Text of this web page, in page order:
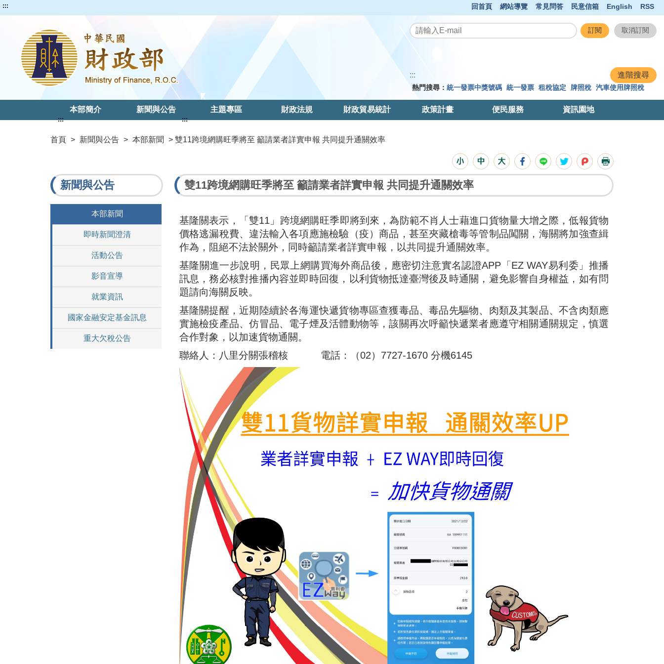
::: 回首頁 網站導覽 常見問答 民意信箱 English RSS
:::
熱門搜尋： 統一發票中獎號碼 統一發票 租稅協定 牌照稅 汽車使用牌照稅
本部簡介 新聞與公告 主題專區 財政法規 財政貿易統計 政策計畫 便民服務 資訊園地
首頁 > 新聞與公告 > 本部新聞 > 雙11跨境網購旺季將至 籲請業者詳實申報 共同提升通關效率
:::
新聞與公告
本部新聞
即時新聞澄清
活動公告
影音宣導
就業資訊
國家金融安定基金訊息
重大欠稅公告
:::
雙11跨境網購旺季將至 籲請業者詳實申報 共同提升通關效率
基隆關表示，「雙11」跨境網購旺季即將到來，為防範不肖人士藉進口貨物量大增之際，低報貨物
價格逃漏稅費、違法輸入各項應施檢驗（疫）商品，甚至夾藏槍毒等管制品闖關，海關將加強查緝
作為，阻絕不法於關外，同時籲請業者詳實申報，以共同提升通關效率。
基隆關進一步說明，民眾上網購買海外商品後，應密切注意實名認證APP「EZ WAY易利委」推播
訊息，務必核對推播內容並即時回復，以利貨物抵達臺灣後及時通關，避免影響自身權益，如有問
題請向海關反映。
基隆關提醒，近期陸續於各海運快遞貨物專區查獲毒品、毒品先驅物、肉類及其製品、不含肉類應
實施檢疫產品、仿冒品、電子煙及活體動物等，該關再次呼籲快遞業者應遵守相關通關規定，慎選
合作對象，以加速貨物通關。
聯絡人：八里分關張稽核 電話：（02）7727-1670 分機6145